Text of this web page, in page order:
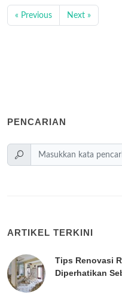
« Previous Next »
PENCARIAN
ARTIKEL TERKINI
Tips Renovasi
Diperhatikan